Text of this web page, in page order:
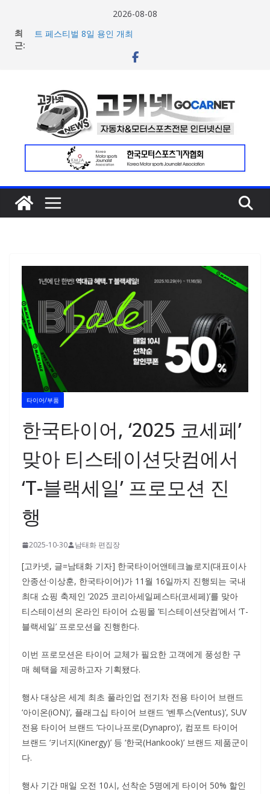
2026-08-08
최
근:
넥센타이어 주최 ‘2026 스피드웨이 모터 페스티벌’ 3R 나이
트 페스티벌 8일 용인 개최
아우디, 405일 만에 완성한 초고성능 슈퍼카 ‘누볼라리’ 제
이션 엔진’ 공개
마일레, 코너링 쏠림·하체 소음 잡는 ‘스테빌라이저 링크’ 정
비 솔루션 제안
한온시스템, 캐나다 정부로부터 1,000만 캐나다달러 규모
지원 확보
타이어/부품
한국타이어, ‘2025 코세페’
맞아 티스테이션닷컴에서
‘T-블랙세일’ 프로모션 진
행
2025-10-30 남태화 편집장
[고카넷, 글=남태화 기자] 한국타이어앤테크놀로지(대표이사
안종선·이상훈, 한국타이어)가 11월 16일까지 진행되는 국내
최대 쇼핑 축제인 ‘2025 코리아세일페스타(코세페)’를 맞아
티스테이션의 온라인 타이어 쇼핑몰 ‘티스테이션닷컴’에서 ‘T-
블랙세일’ 프로모션을 진행한다.
이번 프로모션은 타이어 교체가 필요한 고객에게 풍성한 구
매 혜택을 제공하고자 기획됐다.
행사 대상은 세계 최초 풀라인업 전기차 전용 타이어 브랜드
‘아이온(iON)’, 플래그십 타이어 브랜드 ‘벤투스(Ventus)’, SUV
전용 타이어 브랜드 ‘다이나프로(Dynapro)’, 컴포트 타이어
브랜드 ‘키너지(Kinergy)’ 등 ‘한국(Hankook)’ 브랜드 제품군이
다.
행사 기간 매일 오전 10시, 선착순 5명에게 타이어 50% 할인